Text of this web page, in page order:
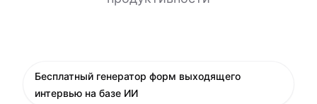
Бесплатный генератор форм выходящего
интервью на базе ИИ